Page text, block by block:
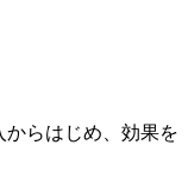
からはじめ、効果を